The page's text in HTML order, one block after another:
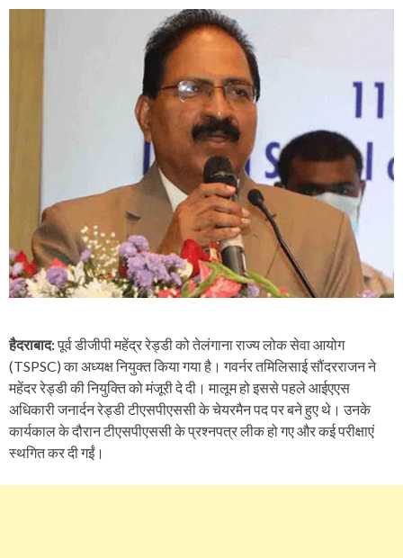
हैदराबाद:पूर्व डीजीपी महेंद्र रेड्डी को तेलंगाना राज्य लोक सेवा आयोग
(TSPSC) का अध्यक्ष नियुक्त किया गया है। गवर्नर तमिलिसाई सौंदरराजन ने
महेंदर रेड्डी की नियुक्ति को मंजूरी दे दी। मालूम हो इससे पहले आईएएस
अधिकारी जनार्दन रेड्डी टीएसपीएससी के चेयरमैन पद पर बने हुए थे। उनके
कार्यकाल के दौरान टीएसपीएससी के प्रश्नपत्र लीक हो गए और कई परीक्षाएं
स्थगित कर दी गईं।